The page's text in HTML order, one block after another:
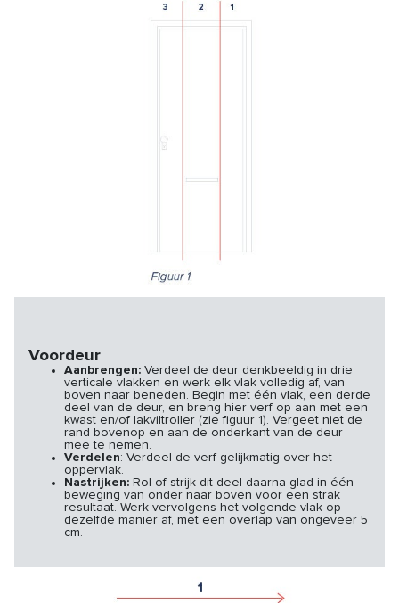
Voordeur
Aanbrengen: Verdeel de deur denkbeeldig in drie
verticale vlakken en werk elk vlak volledig af, van
boven naar beneden. Begin met één vlak, een derde
deel van de deur, en breng hier verf op aan met een
kwast en/of lakviltroller (zie figuur 1). Vergeet niet de
rand bovenop en aan de onderkant van de deur
mee te nemen.
Verdelen: Verdeel de verf gelijkmatig over het
oppervlak.
Nastrijken: Rol of strijk dit deel daarna glad in één
beweging van onder naar boven voor een strak
resultaat. Werk vervolgens het volgende vlak op
dezelfde manier af, met een overlap van ongeveer 5
cm.